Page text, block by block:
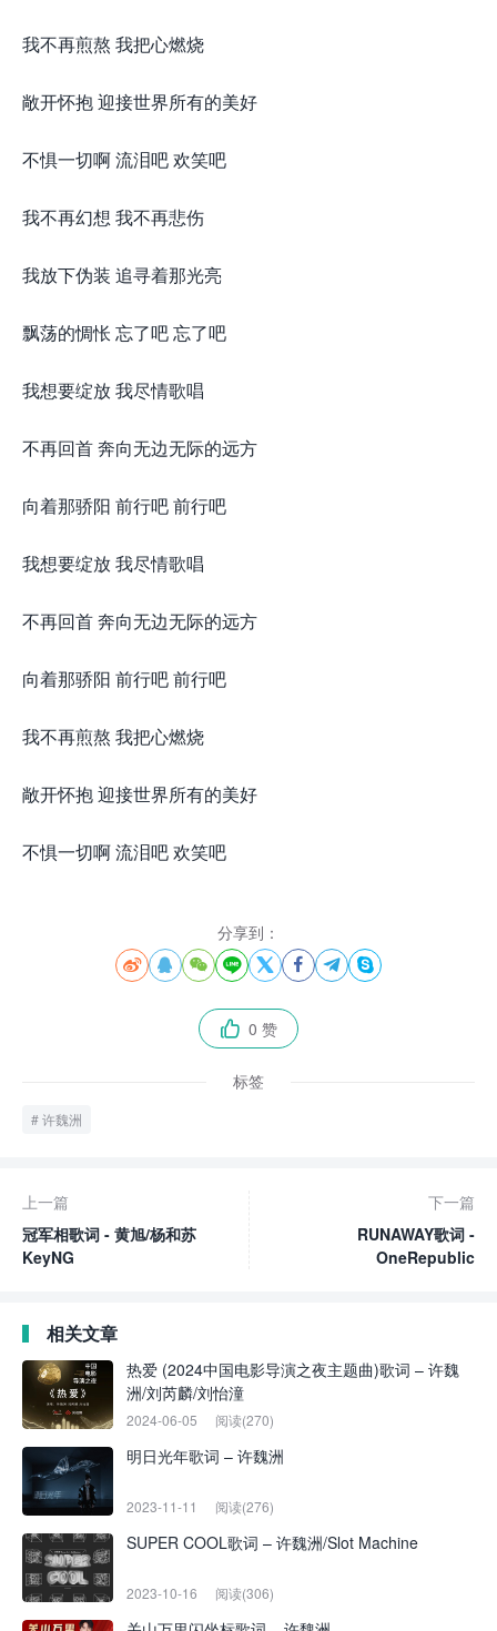
我不再煎熬 我把心燃烧
敞开怀抱 迎接世界所有的美好
不惧一切啊 流泪吧 欢笑吧
我不再幻想 我不再悲伤
我放下伪装 追寻着那光亮
飘荡的惆怅 忘了吧 忘了吧
我想要绽放 我尽情歌唱
不再回首 奔向无边无际的远方
向着那骄阳 前行吧 前行吧
我想要绽放 我尽情歌唱
不再回首 奔向无边无际的远方
向着那骄阳 前行吧 前行吧
我不再煎熬 我把心燃烧
敞开怀抱 迎接世界所有的美好
不惧一切啊 流泪吧 欢笑吧
分享到：
       
 0 赞
标签
许魏洲
上一篇
冠军相歌词 - 黄旭/杨和苏
KeyNG
下一篇
RUNAWAY歌词 -
OneRepublic
相关文章
热爱 (2024中国电影导演之夜主题曲)歌词 – 许魏
洲/刘芮麟/刘怡潼
2024-06-05 阅读(270)
明日光年歌词 – 许魏洲
2023-11-11 阅读(276)
SUPER COOL歌词 – 许魏洲/Slot Machine
2023-10-16 阅读(306)